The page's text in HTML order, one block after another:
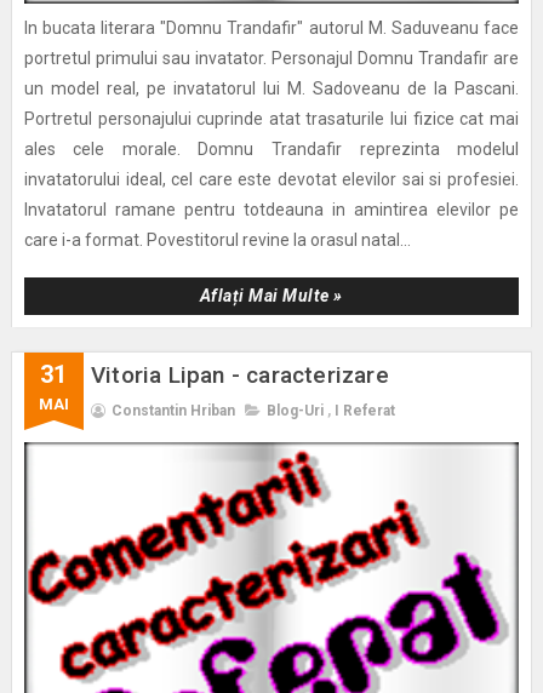
In bucata literara "Domnu Trandafir" autorul M. Saduveanu face
portretul primului sau invatator. Personajul Domnu Trandafir are
un model real, pe invatatorul lui M. Sadoveanu de la Pascani.
Portretul personajului cuprinde atat trasaturile lui fizice cat mai
ales cele morale. Domnu Trandafir reprezinta modelul
invatatorului ideal, cel care este devotat elevilor sai si profesiei.
Invatatorul ramane pentru totdeauna in amintirea elevilor pe
care i-a format. Povestitorul revine la orasul natal...
Aflați Mai Multe »
31
MAI
Vitoria Lipan - caracterizare
Constantin Hriban Blog-Uri , I Referat